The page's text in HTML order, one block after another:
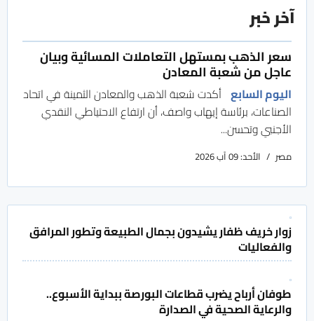
آخر خبر
سعر الذهب بمستهل التعاملات المسائية وبيان
عاجل من شعبة المعادن
اليوم السابع أكدت شعبة الذهب والمعادن الثمينة في اتحاد
الصناعات، برئاسة إيهاب واصف، أن ارتفاع الاحتياطي النقدي
الأجنبي وتحسن...
مصر الأحد: 09 آب 2026
زوار خريف ظفار يشيدون بجمال الطبيعة وتطور المرافق
والفعاليات
طوفان أرباح يضرب قطاعات البورصة ببداية الأسبوع..
والرعاية الصحية في الصدارة